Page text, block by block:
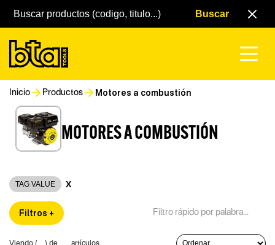
Inicio Productos Motores a combustión
MOTORES A COMBUSTIÓN
TAG VALUE X
Filtros +
Viendo ( ) de artículos